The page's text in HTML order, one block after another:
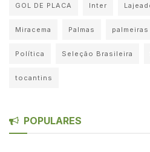
GOL DE PLACA Inter
Miracema Palmas palmeiras
Política Seleção Brasileira
tocantins
POPULARES